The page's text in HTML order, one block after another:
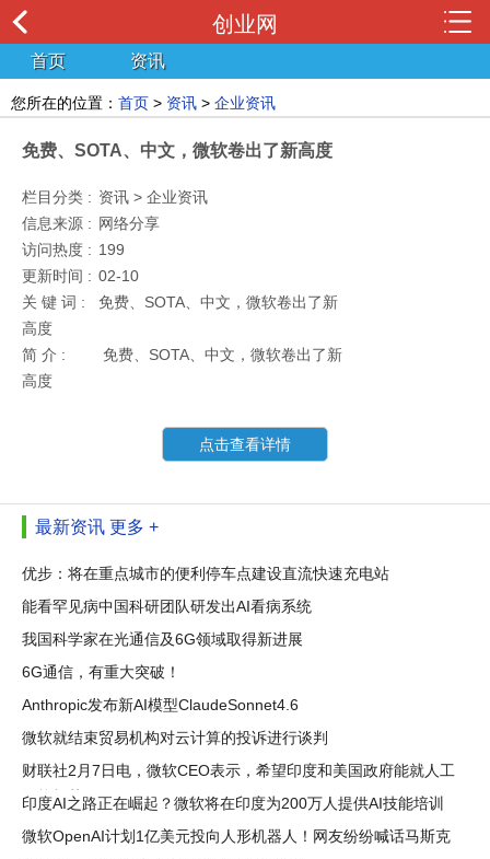
创业网
首页 资讯
您所在的位置： 首页 > 资讯 > 企业资讯
免费、SOTA、中文，微软卷出了新高度
栏目分类 : 资讯 > 企业资讯
信息来源 : 网络分享
访问热度 : 199
更新时间 : 02-10
关 键 词 :
免费、SOTA、中文，微软卷出了新
高度
简 介 :
免费、SOTA、中文，微软卷出了新
高度
点击查看详情
最新资讯 更多 +
优步：将在重点城市的便利停车点建设直流快速充电站
能看罕见病中国科研团队研发出AI看病系统
我国科学家在光通信及6G领域取得新进展
6G通信，有重大突破！
Anthropic发布新AI模型ClaudeSonnet4.6
微软就结束贸易机构对云计算的投诉进行谈判
财联社2月7日电，微软CEO表示，希望印度和美国政府能就人工
智能规范
印度AI之路正在崛起？微软将在印度为200万人提供AI技能培训
微软OpenAI计划1亿美元投向人形机器人！网友纷纷喊话马斯克